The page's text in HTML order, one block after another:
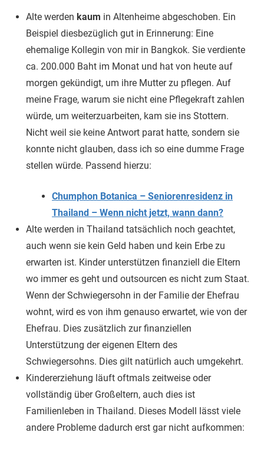
Alte werden kaum in Altenheime abgeschoben. Ein
Beispiel diesbezüglich gut in Erinnerung: Eine
ehemalige Kollegin von mir in Bangkok. Sie verdiente
ca. 200.000 Baht im Monat und hat von heute auf
morgen gekündigt, um ihre Mutter zu pflegen. Auf
meine Frage, warum sie nicht eine Pflegekraft zahlen
würde, um weiterzuarbeiten, kam sie ins Stottern.
Nicht weil sie keine Antwort parat hatte, sondern sie
konnte nicht glauben, dass ich so eine dumme Frage
stellen würde. Passend hierzu:
Chumphon Botanica – Seniorenresidenz in
Thailand – Wenn nicht jetzt, wann dann?
Alte werden in Thailand tatsächlich noch geachtet,
auch wenn sie kein Geld haben und kein Erbe zu
erwarten ist. Kinder unterstützen finanziell die Eltern
wo immer es geht und outsourcen es nicht zum Staat.
Wenn der Schwiegersohn in der Familie der Ehefrau
wohnt, wird es von ihm genauso erwartet, wie von der
Ehefrau. Dies zusätzlich zur finanziellen
Unterstützung der eigenen Eltern des
Schwiegersohns. Dies gilt natürlich auch umgekehrt.
Kindererziehung läuft oftmals zeitweise oder
vollständig über Großeltern, auch dies ist
Familienleben in Thailand. Dieses Modell lässt viele
andere Probleme dadurch erst gar nicht aufkommen: